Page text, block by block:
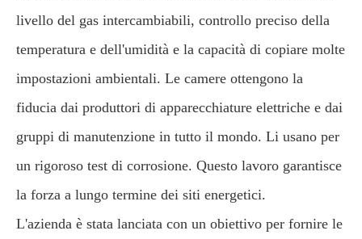
livello del gas intercambiabili, controllo preciso della
temperatura e dell'umidità e la capacità di copiare molte
impostazioni ambientali. Le camere ottengono la
fiducia dai produttori di apparecchiature elettriche e dai
gruppi di manutenzione in tutto il mondo. Li usano per
un rigoroso test di corrosione. Questo lavoro garantisce
la forza a lungo termine dei siti energetici.
L'azienda è stata lanciata con un obiettivo per fornire le